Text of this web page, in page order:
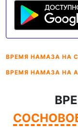
ВРЕМЯ НАМАЗА НА
ВРЕМЯ НАМАЗА НА